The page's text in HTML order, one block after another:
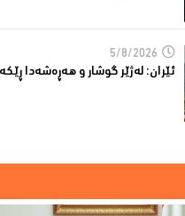
5/8/2026
ئێران: له‌ژێر گوشار و هەڕەشەدا